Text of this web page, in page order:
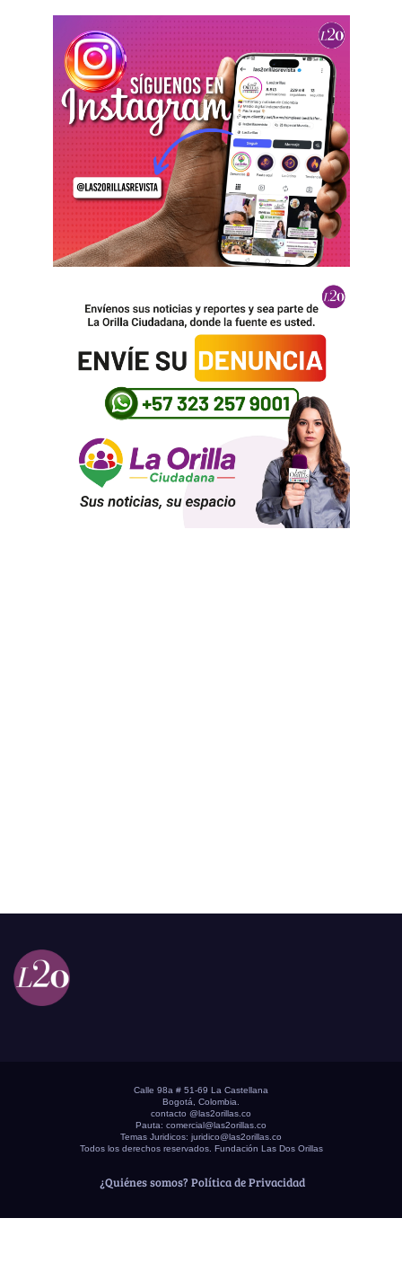
Calle 98a # 51-69 La Castellana
Bogotá, Colombia.
contacto @las2orillas.co
Pauta: comercial@las2orillas.co
Temas Juridicos: juridico@las2orillas.co
Todos los derechos reservados. Fundación Las Dos Orillas
¿Quiénes somos? Política de Privacidad